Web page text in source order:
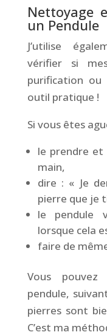
Nettoyage
un Pendule
J’utilise
vérifier si
purification ou
outil pratique !
Si vous êtes
le prendre
main,
dire : « Je
pierre que je
le pendule
lorsque cela
faire de
Vous
pendule,
pierres sont
C’est ma